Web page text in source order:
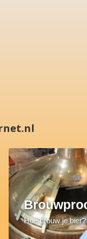
Hoe brouw je bier?